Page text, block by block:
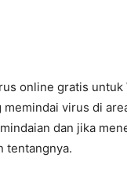
online gratis untuk
memindai virus di
dan jika
tentangnya.